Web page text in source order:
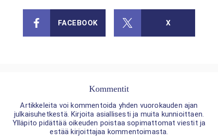
FACEBOOK X
Kommentit
Artikkeleita voi kommentoida yhden vuorokauden ajan
julkaisuhetkestä. Kirjoita asiallisesti ja muita kunnioittaen.
Ylläpito pidättää oikeuden poistaa sopimattomat viestit ja
estää kirjoittajaa kommentoimasta.